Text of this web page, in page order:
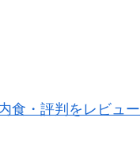
食・評判をレビュー